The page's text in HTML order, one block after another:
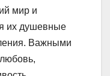
мир и
их душевные
Важными